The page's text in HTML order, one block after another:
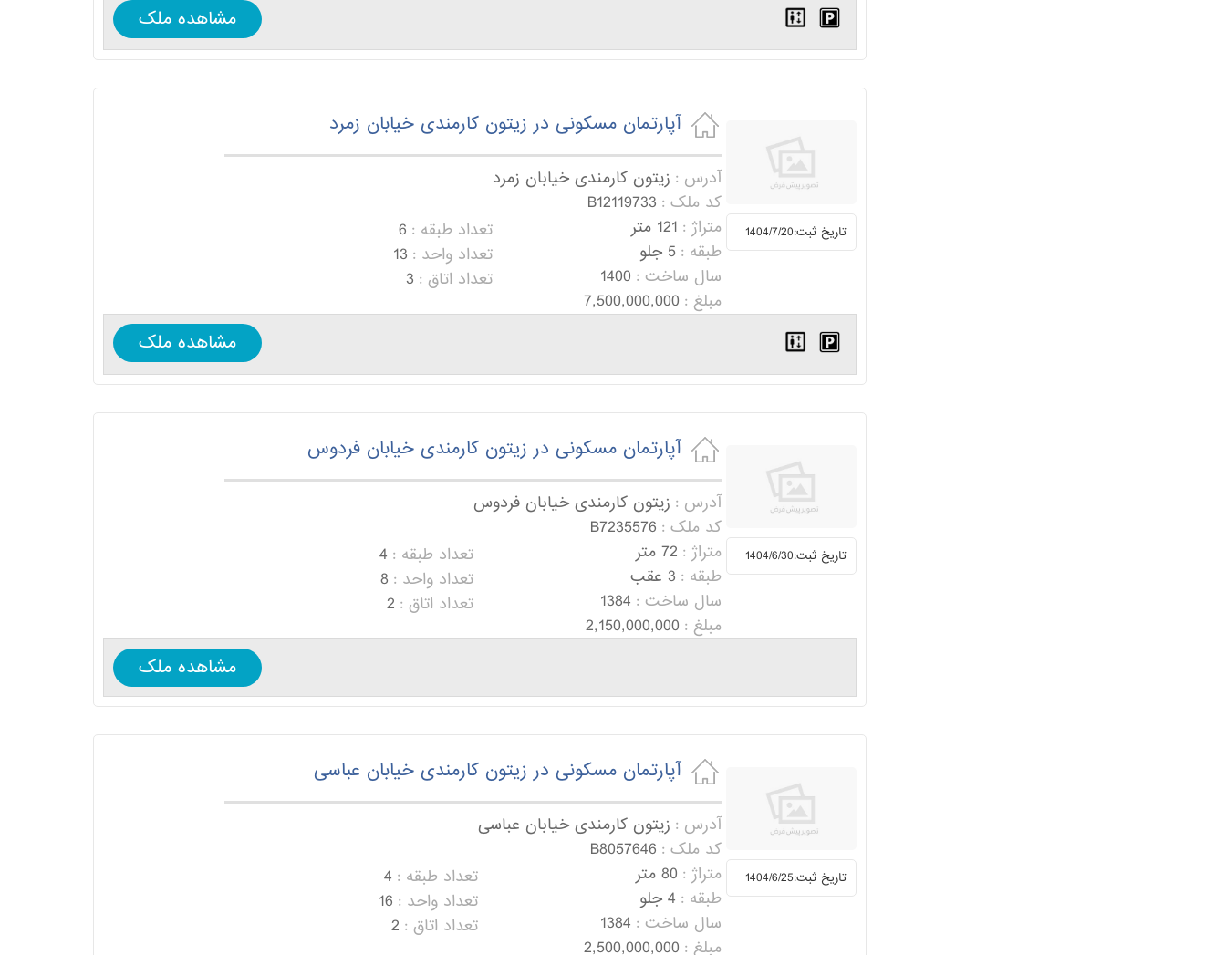
مشاهده ملک
تاریخ ثبت:1404/7/20
آپارتمان مسکونی در زیتون کارمندی خیابان زمرد
آدرس : زیتون کارمندی خیابان زمرد
کد ملک : B12119733
متراژ : 121 متر
طبقه : 5 جلو
سال ساخت : 1400
مبلغ : 7,500,000,000
تعداد طبقه : 6
تعداد واحد : 13
تعداد اتاق : 3
مشاهده ملک
تاریخ ثبت:1404/6/30
آپارتمان مسکونی در زیتون کارمندی خیابان فردوس
آدرس : زیتون کارمندی خیابان فردوس
کد ملک : B7235576
متراژ : 72 متر
طبقه : 3 عقب
سال ساخت : 1384
مبلغ : 2,150,000,000
تعداد طبقه : 4
تعداد واحد : 8
تعداد اتاق : 2
مشاهده ملک
تاریخ ثبت:1404/6/25
آپارتمان مسکونی در زیتون کارمندی خیابان عباسی
آدرس : زیتون کارمندی خیابان عباسی
کد ملک : B8057646
متراژ : 80 متر
طبقه : 4 جلو
سال ساخت : 1384
مبلغ : 2,500,000,000
تعداد طبقه : 4
تعداد واحد : 16
تعداد اتاق : 2